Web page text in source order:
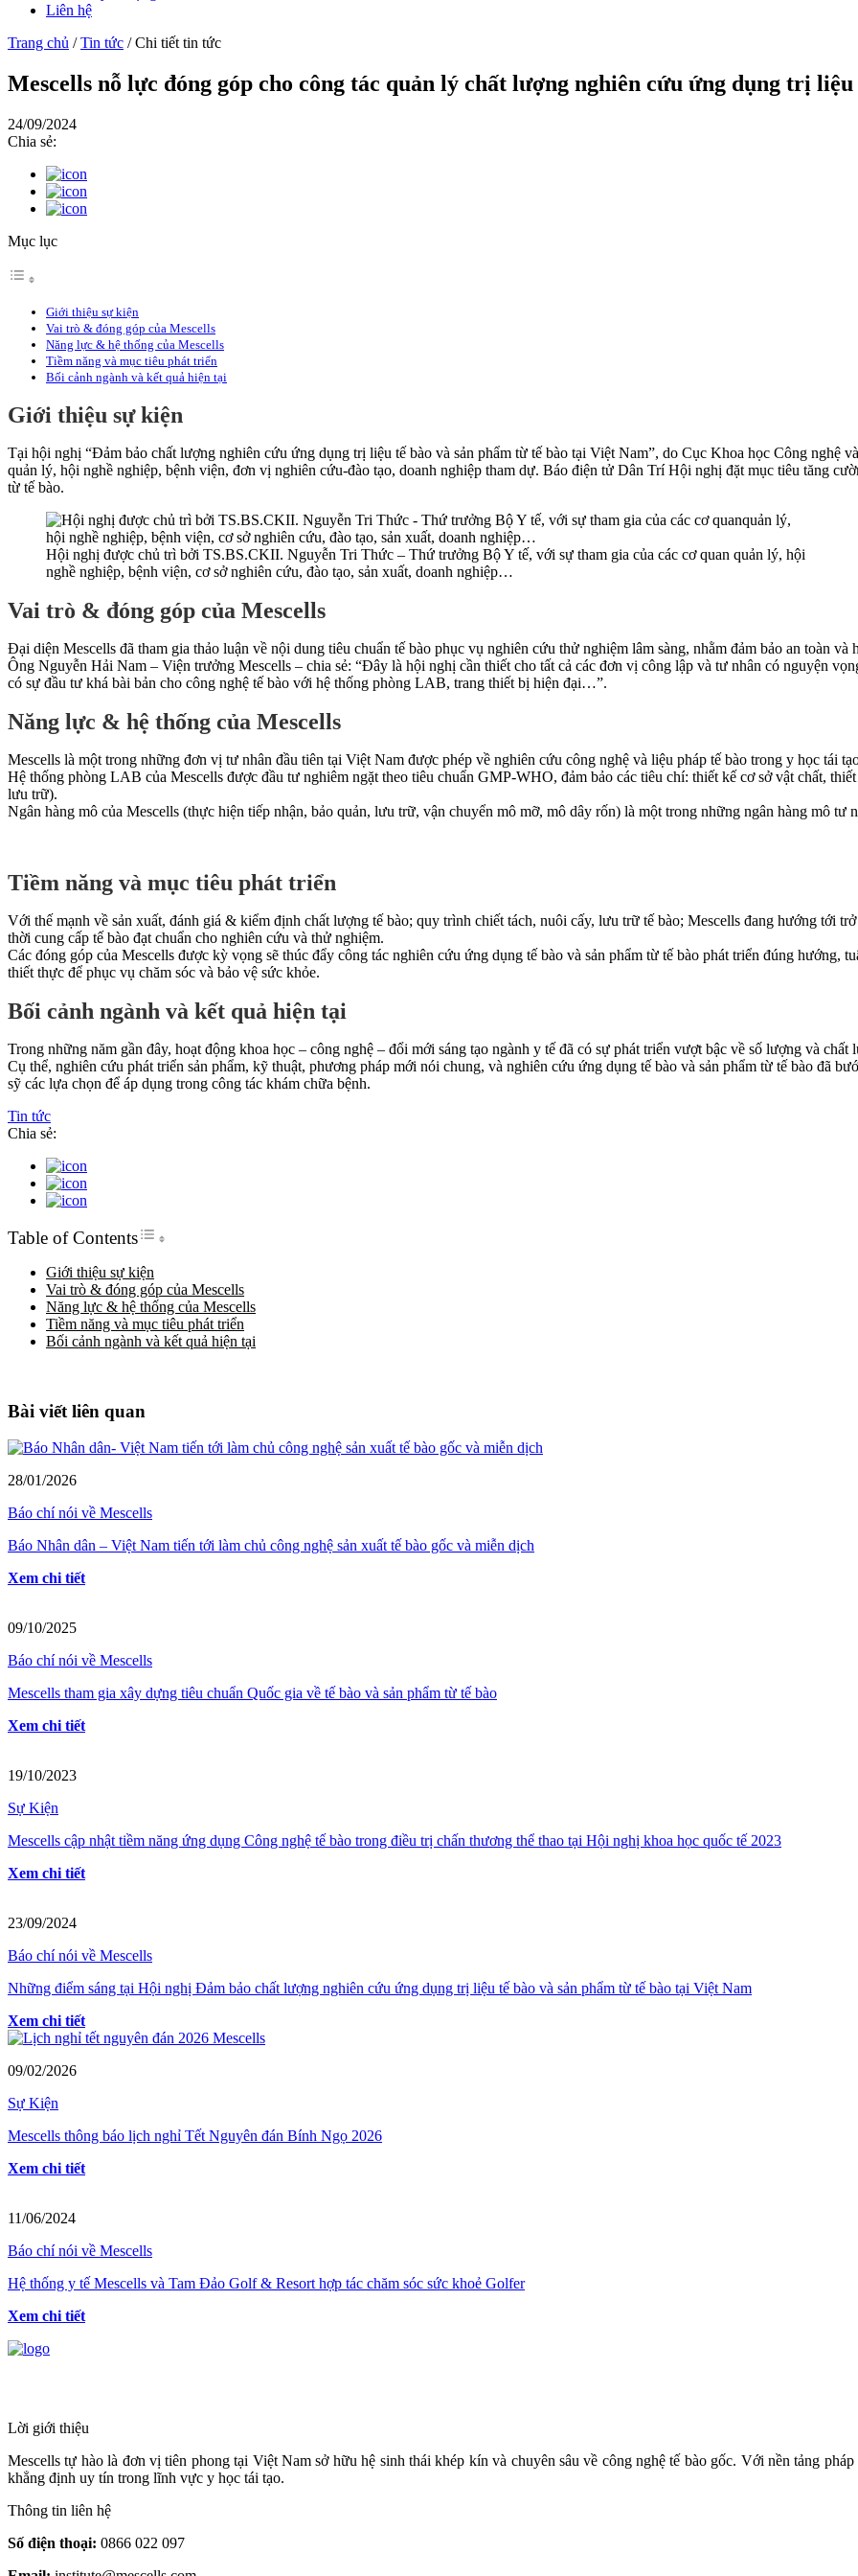
Liên hệ
Trang chủ /Tin tức /Chi tiết tin tức
Mescells nỗ lực đóng góp cho công tác quản lý chất lượng nghiên cứu ứng dụng trị liệu
24/09/2024
Chia sẻ:
Mục lục
Giới thiệu sự kiện
Vai trò & đóng góp của Mescells
Năng lực & hệ thống của Mescells
Tiềm năng và mục tiêu phát triển
Bối cảnh ngành và kết quả hiện tại
Giới thiệu sự kiện
Tại hội nghị “Đảm bảo chất lượng nghiên cứu ứng dụng trị liệu tế bào và sản phẩm từ tế bào tại Việt Nam”, do Cục Khoa học Công nghệ
quản lý, hội nghề nghiệp, bệnh viện, đơn vị nghiên cứu-đào tạo, doanh nghiệp tham dự. Báo điện tử Dân Trí Hội nghị đặt mục tiêu tăng
từ tế bào.
Hội nghị được chủ trì bởi TS.BS.CKII. Nguyễn Tri Thức – Thứ trưởng Bộ Y tế, với sự tham gia của các cơ quan quản lý, hội
nghề nghiệp, bệnh viện, cơ sở nghiên cứu, đào tạo, sản xuất, doanh nghiệp…
Vai trò & đóng góp của Mescells
Đại diện Mescells đã tham gia thảo luận về nội dung tiêu chuẩn tế bào phục vụ nghiên cứu thử nghiệm lâm sàng, nhằm đảm bảo an toàn
Ông Nguyễn Hải Nam – Viện trưởng Mescells – chia sẻ: “Đây là hội nghị cần thiết cho tất cả các đơn vị công lập và tư nhân có nguyện
có sự đầu tư khá bài bản cho công nghệ tế bào với hệ thống phòng LAB, trang thiết bị hiện đại…”.
Năng lực & hệ thống của Mescells
Mescells là một trong những đơn vị tư nhân đầu tiên tại Việt Nam được phép về nghiên cứu công nghệ và liệu pháp tế bào trong y học tái
Hệ thống phòng LAB của Mescells được đầu tư nghiêm ngặt theo tiêu chuẩn GMP-WHO, đảm bảo các tiêu chí: thiết kế cơ sở vật chất,
lưu trữ).
Ngân hàng mô của Mescells (thực hiện tiếp nhận, bảo quản, lưu trữ, vận chuyển mô mỡ, mô dây rốn) là một trong những ngân hàng mô tư
Tiềm năng và mục tiêu phát triển
Với thế mạnh về sản xuất, đánh giá & kiểm định chất lượng tế bào; quy trình chiết tách, nuôi cấy, lưu trữ tế bào; Mescells đang hướng tới
thời cung cấp tế bào đạt chuẩn cho nghiên cứu và thử nghiệm.
Các đóng góp của Mescells được kỳ vọng sẽ thúc đẩy công tác nghiên cứu ứng dụng tế bào và sản phẩm từ tế bào phát triển đúng hướng,
thiết thực để phục vụ chăm sóc và bảo vệ sức khỏe.
Bối cảnh ngành và kết quả hiện tại
Trong những năm gần đây, hoạt động khoa học – công nghệ – đổi mới sáng tạo ngành y tế đã có sự phát triển vượt bậc về số lượng và chất
Cụ thể, nghiên cứu phát triển sản phẩm, kỹ thuật, phương pháp mới nói chung, và nghiên cứu ứng dụng tế bào và sản phẩm từ tế bào đã
sỹ các lựa chọn để áp dụng trong công tác khám chữa bệnh.
Tin tức
Chia sẻ:
Table of ContentsToggle Table of Content
Giới thiệu sự kiện
Vai trò & đóng góp của Mescells
Năng lực & hệ thống của Mescells
Tiềm năng và mục tiêu phát triển
Bối cảnh ngành và kết quả hiện tại
Bài viết liên quan
28/01/2026
Báo chí nói về Mescells
Báo Nhân dân – Việt Nam tiến tới làm chủ công nghệ sản xuất tế bào gốc và miễn dịch
Xem chi tiết
09/10/2025
Báo chí nói về Mescells
Mescells tham gia xây dựng tiêu chuẩn Quốc gia về tế bào và sản phẩm từ tế bào
Xem chi tiết
19/10/2023
Sự Kiện
Mescells cập nhật tiềm năng ứng dụng Công nghệ tế bào trong điều trị chấn thương thể thao tại Hội nghị khoa học quốc tế 2023
Xem chi tiết
23/09/2024
Báo chí nói về Mescells
Những điểm sáng tại Hội nghị Đảm bảo chất lượng nghiên cứu ứng dụng trị liệu tế bào và sản phẩm từ tế bào tại Việt Nam
Xem chi tiết
09/02/2026
Sự Kiện
Mescells thông báo lịch nghỉ Tết Nguyên đán Bính Ngọ 2026
Xem chi tiết
11/06/2024
Báo chí nói về Mescells
Hệ thống y tế Mescells và Tam Đảo Golf & Resort hợp tác chăm sóc sức khoẻ Golfer
Xem chi tiết
Lời giới thiệu
Mescells tự hào là đơn vị tiên phong tại Việt Nam sở hữu hệ sinh thái khép kín và chuyên sâu về công nghệ tế bào gốc. Với nền tảng
khẳng định uy tín trong lĩnh vực y học tái tạo.
Thông tin liên hệ
Số điện thoại: 0866 022 097